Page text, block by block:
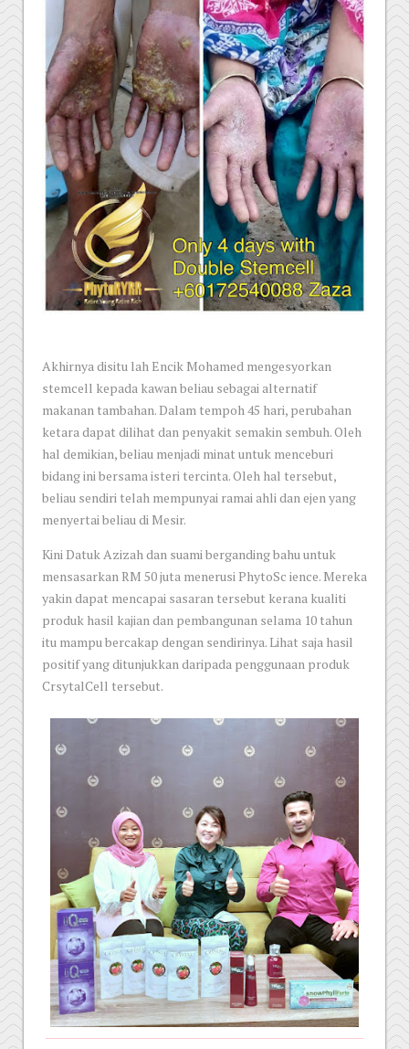
Akhirnya disitu lah Encik Mohamed mengesyorkan
stemcell kepada kawan beliau sebagai alternatif
makanan tambahan. Dalam tempoh 45 hari, perubahan
ketara dapat dilihat dan penyakit semakin sembuh. Oleh
hal demikian, beliau menjadi minat untuk menceburi
bidang ini bersama isteri tercinta. Oleh hal tersebut,
beliau sendiri telah mempunyai ramai ahli dan ejen yang
menyertai beliau di Mesir.
Kini Datuk Azizah dan suami berganding bahu untuk
mensasarkan RM 50 juta menerusi PhytoSc ience. Mereka
yakin dapat mencapai sasaran tersebut kerana kualiti
produk hasil kajian dan pembangunan selama 10 tahun
itu mampu bercakap dengan sendirinya. Lihat saja hasil
positif yang ditunjukkan daripada penggunaan produk
CrsytalCell tersebut.